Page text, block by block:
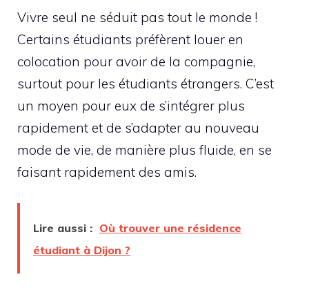
Vivre seul ne séduit pas tout le monde !
Certains étudiants préfèrent louer en
colocation pour avoir de la compagnie,
surtout pour les étudiants étrangers. C’est
un moyen pour eux de s’intégrer plus
rapidement et de s’adapter au nouveau
mode de vie, de manière plus fluide, en se
faisant rapidement des amis.
Lire aussi : Où trouver une résidence
étudiant à Dijon ?